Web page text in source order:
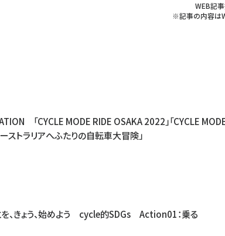
WEB記
※記事の内容は
「CYCLE MODE RIDE OSAKA 2022」「CYCLE
ストラリアへふたりの自転車大冒険」
、きょう、始めよう cycle的SDGs Action01：乗る